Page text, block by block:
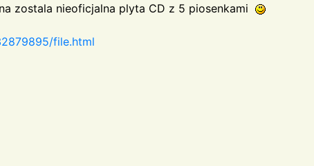
zostala nieoficjalna plyta CD z 5 piosenkami
file.html